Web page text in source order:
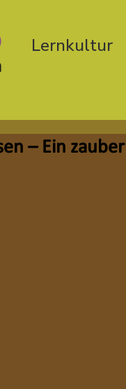
Lernkultur
– Ein